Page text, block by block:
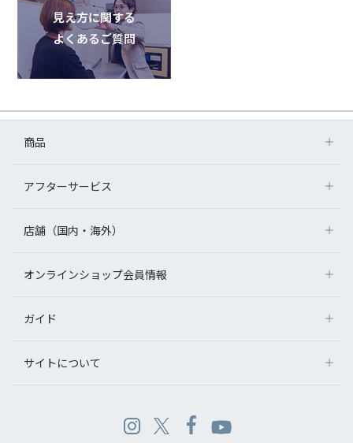
見え方に関する
よくあるご質問
商品
アフターサービス
店舗（国内・海外）
オンラインショップ会員情報
ガイド
サイトについて